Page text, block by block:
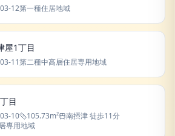
12第一種住居地域
屋1丁目
11第二種中高層住居専用地域
目
10 105.73m² 南摂津徒歩11分
専用地域